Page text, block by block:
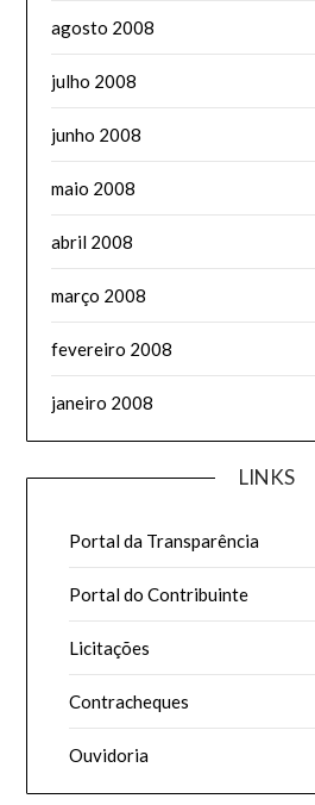
agosto 2008
julho 2008
junho 2008
maio 2008
abril 2008
março 2008
fevereiro 2008
janeiro 2008
LINKS
Portal da Transparência
Portal do Contribuinte
Licitações
Contracheques
Ouvidoria